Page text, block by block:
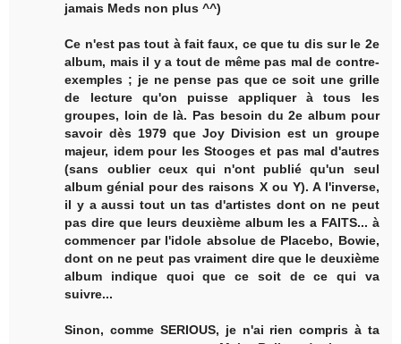
jamais Meds non plus ^^)
Ce n'est pas tout à fait faux, ce que tu dis sur le 2e
album, mais il y a tout de même pas mal de contre-
exemples ; je ne pense pas que ce soit une grille
de lecture qu'on puisse appliquer à tous les
groupes, loin de là. Pas besoin du 2e album pour
savoir dès 1979 que Joy Division est un groupe
majeur, idem pour les Stooges et pas mal d'autres
(sans oublier ceux qui n'ont publié qu'un seul
album génial pour des raisons X ou Y). A l'inverse,
il y a aussi tout un tas d'artistes dont on ne peut
pas dire que leurs deuxième album les a FAITS... à
commencer par l'idole absolue de Placebo, Bowie,
dont on ne peut pas vraiment dire que le deuxième
album indique quoi que ce soit de ce qui va
suivre...
Sinon, comme SERIOUS, je n'ai rien compris à ta